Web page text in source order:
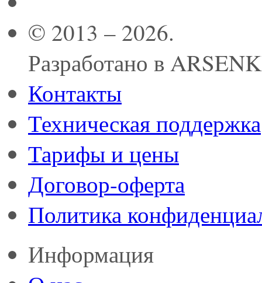
© 2013 – 2026.
Разработано в
Контакты
Техническая поддержка
Тарифы и цены
Договор-оферта
Политика
Информация